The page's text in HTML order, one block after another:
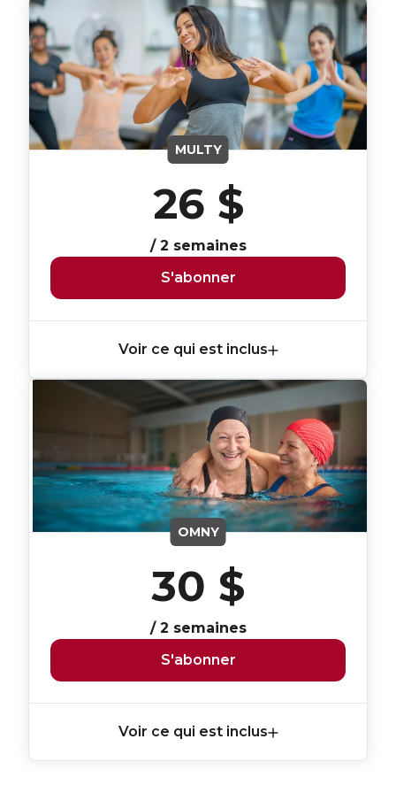
MULTY
26 $
/ 2 semaines
S'abonner
Voir ce qui est inclus
OMNY
30 $
/ 2 semaines
S'abonner
Voir ce qui est inclus